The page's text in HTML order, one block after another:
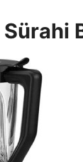
Sürahi